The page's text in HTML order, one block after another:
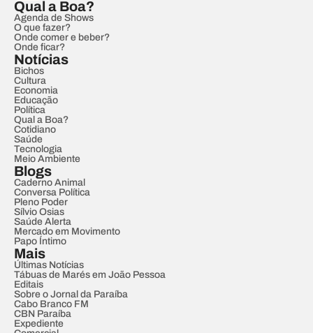
Qual a Boa?
Agenda de Shows
O que fazer?
Onde comer e beber?
Onde ficar?
Notícias
Bichos
Cultura
Economia
Educação
Política
Qual a Boa?
Cotidiano
Saúde
Tecnologia
Meio Ambiente
Blogs
Caderno Animal
Conversa Política
Pleno Poder
Sílvio Osias
Saúde Alerta
Mercado em Movimento
Papo Íntimo
Mais
Últimas Notícias
Tábuas de Marés em João Pessoa
Editais
Sobre o Jornal da Paraíba
Cabo Branco FM
CBN Paraíba
Expediente